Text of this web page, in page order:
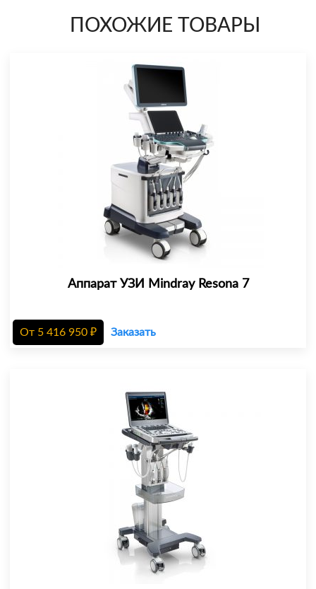
ПОХОЖИЕ ТОВАРЫ
Аппарат УЗИ Mindray Resona 7
От 5 416 950 ₽ Заказать